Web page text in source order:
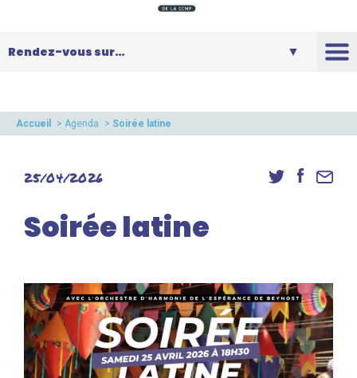
Saison
Danse
Inscriptions
Accès élèves et familles
Accueil > Agenda > Soirée latine
25/04/2026
Soirée latine